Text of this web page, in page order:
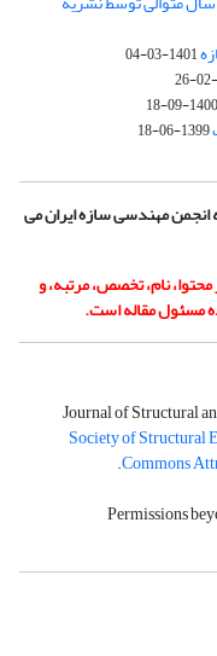
1401-03-04
1400-09-18
1399-06-18
انجمن مهندسی سازه ایران می
نام، تخصص، مرتبه، و
مسئول مقاله است.
Journal of Structural
Society of Structural
Commons
.
Permissions